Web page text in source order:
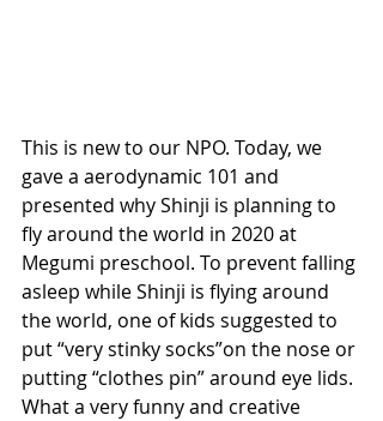
This is new to our NPO. Today, we
gave a aerodynamic 101 and
presented why Shinji is planning to
fly around the world in 2020 at
Megumi preschool. To prevent falling
asleep while Shinji is flying around
the world, one of kids suggested to
put “very stinky socks”on the nose or
putting “clothes pin” around eye lids.
What a very funny and creative